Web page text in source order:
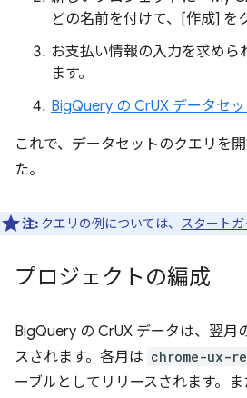
どの名前を付けて、[作成] を
お支払い情報の入力を求めら
ます。
BigQuery の CrUX データセッ
これで、データセットのクエリを
た。
注: クエリの例については、 スタートガ
プロジェクトの編成
BigQuery の CrUX データは、翌月
スされます。各月は chrome-ux-
ーブルとしてリリースされます。